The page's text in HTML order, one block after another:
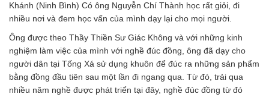
Khánh (Ninh Bình) Có ông Nguyễn Chí Thành học rất giỏi, đi
nhiều nơi và đem học vấn của mình dạy lại cho mọi người.
Ông được theo Thầy Thiền Sư Giác Không và với những kinh
nghiệm làm việc của mình với nghề đúc đồng, ông đã dạy cho
người dân tại Tống Xá sử dụng khuôn để đúc ra những sản phẩm
bằng đồng đầu tiên sau một lần đi ngang qua. Từ đó, trải qua
nhiều năm nghề được phát triển tại đây, nghề đúc đồng từ đó